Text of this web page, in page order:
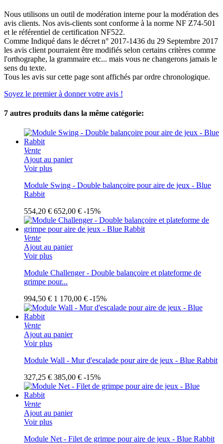
Nous utilisons un outil de modération interne pour la modération des
avis clients. Nos avis-clients sont conforme à la norme NF Z74-501
et le référentiel de certification NF522.
Comme Indiqué dans le décret n° 2017-1436 du 29 Septembre 2017
les avis client pourraient être modifiés selon certains critères comme
l'orthographe, la grammaire etc... mais vous ne changerons jamais le
sens du texte.
Tous les avis sur cette page sont affichés par ordre chronologique.
Soyez le premier à donner votre avis !
7 autres produits dans la même catégorie:
Vente
Ajout au panier
Voir plus
Module Swing - Double balançoire pour aire de jeux - Blue
Rabbit
554,20 € 652,00 € -15%
Vente
Ajout au panier
Voir plus
Module Challenger - Double balançoire et plateforme de
grimpe pour...
994,50 € 1 170,00 € -15%
Vente
Ajout au panier
Voir plus
Module Wall - Mur d'escalade pour aire de jeux - Blue Rabbit
327,25 € 385,00 € -15%
Vente
Ajout au panier
Voir plus
Module Net - Filet de grimpe pour aire de jeux - Blue Rabbit